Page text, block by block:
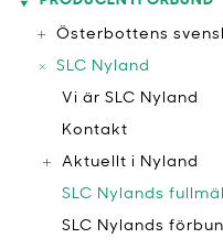
Österbottens
SLC Nyland
Vi är SLC Nyland
Kontakt
Aktuellt i Nyland
SLC Nylands
SLC Nylands